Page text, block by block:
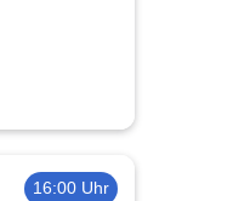
16:00 Uhr